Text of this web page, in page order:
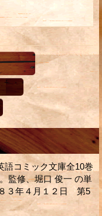
語コミック文庫全10巻
監修、堀口 俊一 の単
３年４月１２日 第5